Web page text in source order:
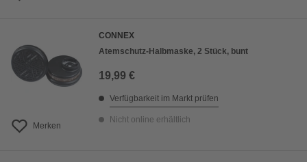
Merken
CONNEX
Atemschutz-Halbmaske, 2 Stück, bunt
19,99 €
Verfügbarkeit im Markt prüfen
Nicht online erhältlich